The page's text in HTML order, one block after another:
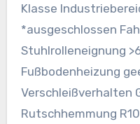
Klasse
*ausgeschlossen
Stuhlrolleneignung
Fußbodenheizung
Verschleißverhalten
Rutschhemmung R10